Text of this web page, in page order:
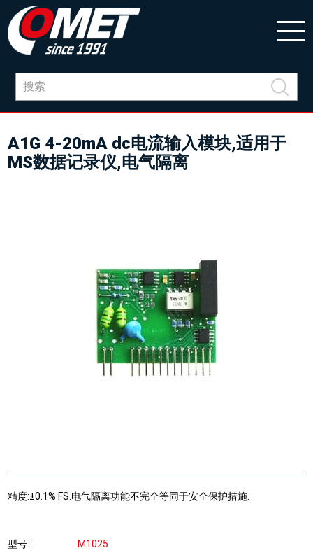
A1G 4-20mA dc电流输入模块,适用于
MS数据记录仪,电气隔离
精度:±0.1% FS.电气隔离功能不完全等同于安全保护措施.
型号 M1025